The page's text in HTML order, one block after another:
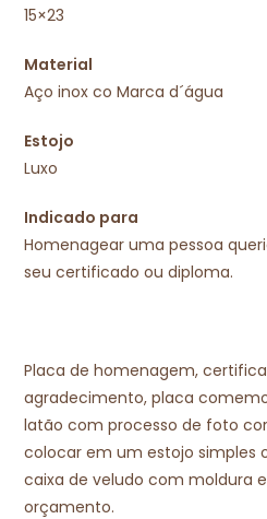
15×23
Material
Aço inox co Marca d´água
Estojo
Luxo
Indicado para
Homenagear uma pessoa
seu certificado ou diploma.
Placa de homenagem,
agradecimento, placa
latão com processo de foto
colocar em um estojo simples
caixa de veludo com moldura
orçamento.